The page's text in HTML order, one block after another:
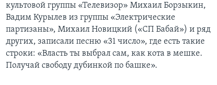
культовой группы «Телевизор» Михаил Борзыкин,
Вадим Курылев из группы «Электрические
партизаны», Михаил Новицкий («СП Бабай») и ряд
других, записали песню «31 число», где есть такие
строки: «Власть ты выбрал сам, как кота в мешке.
Получай свободу дубинкой по башке».